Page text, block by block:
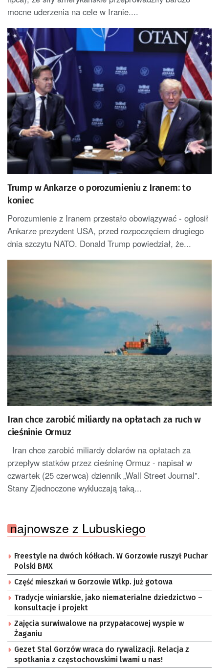
mocne uderzenia na cele w Iranie....
Trump w Ankarze o porozumieniu z Iranem: to
koniec
Porozumienie z Iranem przestało obowiązywać - ogłosił
Ankarze prezydent USA, przed rozpoczęciem drugiego
dnia szczytu NATO. Donald Trump powiedział, że...
Iran chce zarobić miliardy na opłatach za ruch w
cieśninie Ormuz
Iran chce zarobić miliardy dolarów na opłatach za
przepływ statków przez cieśninę Ormuz - napisał w
czwartek (25 czerwca) dziennik „Wall Street Journal”.
Stany Zjednoczone wykluczają taką...
najnowsze z Lubuskiego
Freestyle na dwóch kółkach. W Gorzowie ruszył Puchar
Polski BMX
Część mieszkań w Gorzowie Wlkp. już gotowa
Tradycje winiarskie, jako niematerialne dziedzictwo –
konsultacje i projekt
Zajęcia surwiwalowe na przypałacowej wyspie w
Żaganiu
Gezet Stal Gorzów wraca do rywalizacji. Relacja z
spotkania z częstochowskimi lwami u nas!